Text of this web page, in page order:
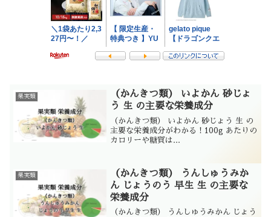
果実類
（かんきつ類） いよかん 砂じょ
う 生 の主要な栄養成分
（かんきつ類） いよかん 砂じょう 生 の
主要な栄養成分がわかる！100g あたりの
カロリーや糖質は...
果実類
（かんきつ類） うんしゅうみか
ん じょうのう 早生 生 の主要な
栄養成分
（かんきつ類） うんしゅうみかん じょう